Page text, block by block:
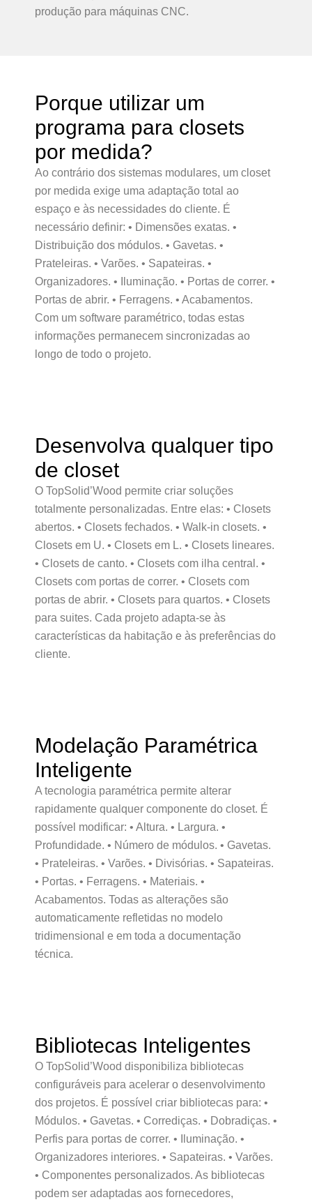
produção para máquinas CNC.
Porque utilizar um
programa para closets
por medida?
Ao contrário dos sistemas modulares, um closet
por medida exige uma adaptação total ao
espaço e às necessidades do cliente. É
necessário definir: • Dimensões exatas. •
Distribuição dos módulos. • Gavetas. •
Prateleiras. • Varões. • Sapateiras. •
Organizadores. • Iluminação. • Portas de correr. •
Portas de abrir. • Ferragens. • Acabamentos.
Com um software paramétrico, todas estas
informações permanecem sincronizadas ao
longo de todo o projeto.
Desenvolva qualquer tipo
de closet
O TopSolid’Wood permite criar soluções
totalmente personalizadas. Entre elas: • Closets
abertos. • Closets fechados. • Walk-in closets. •
Closets em U. • Closets em L. • Closets lineares.
• Closets de canto. • Closets com ilha central. •
Closets com portas de correr. • Closets com
portas de abrir. • Closets para quartos. • Closets
para suites. Cada projeto adapta-se às
características da habitação e às preferências do
cliente.
Modelação Paramétrica
Inteligente
A tecnologia paramétrica permite alterar
rapidamente qualquer componente do closet. É
possível modificar: • Altura. • Largura. •
Profundidade. • Número de módulos. • Gavetas.
• Prateleiras. • Varões. • Divisórias. • Sapateiras.
• Portas. • Ferragens. • Materiais. •
Acabamentos. Todas as alterações são
automaticamente refletidas no modelo
tridimensional e em toda a documentação
técnica.
Bibliotecas Inteligentes
O TopSolid’Wood disponibiliza bibliotecas
configuráveis para acelerar o desenvolvimento
dos projetos. É possível criar bibliotecas para: •
Módulos. • Gavetas. • Corrediças. • Dobradiças. •
Perfis para portas de correr. • Iluminação. •
Organizadores interiores. • Sapateiras. • Varões.
• Componentes personalizados. As bibliotecas
podem ser adaptadas aos fornecedores,